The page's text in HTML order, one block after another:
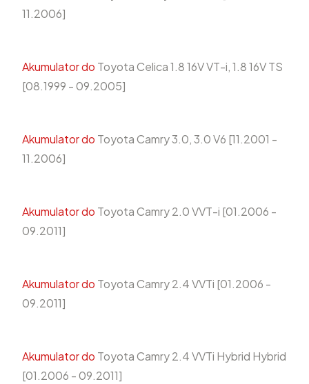
11.2006]
Akumulator do Toyota Celica 1.8 16V VT-i, 1.8 16V TS
[08.1999 - 09.2005]
Akumulator do Toyota Camry 3.0, 3.0 V6 [11.2001 -
11.2006]
Akumulator do Toyota Camry 2.0 VVT-i [01.2006 -
09.2011]
Akumulator do Toyota Camry 2.4 VVTi [01.2006 -
09.2011]
Akumulator do Toyota Camry 2.4 VVTi Hybrid Hybrid
[01.2006 - 09.2011]